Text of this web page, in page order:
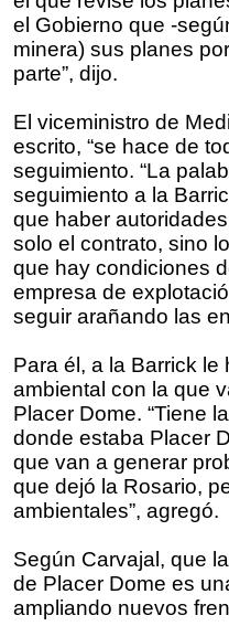
el Gobierno que -
minera) sus planes
parte”, dijo.
El viceministro de
escrito, “se hace de
seguimiento. “La
seguimiento a la
que haber
solo el contrato, sino
que hay condiciones
empresa de
seguir arañando las
Para él, a la Barrick
ambiental con la que
Placer Dome. “Tiene
donde estaba Placer
que van a generar
que dejó la Rosario,
ambientales”, agregó.
Según Carvajal, que
de Placer Dome es
ampliando nuevos